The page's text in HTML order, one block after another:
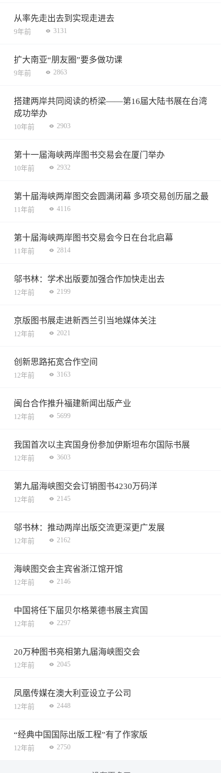
从率先走出去到实现走进去
9年前 3131
扩大南亚“朋友圈”要多做功课
9年前 2863
搭建两岸共同阅读的桥梁——第16届大陆书展在台湾
成功举办
10年前 2903
第十一届海峡两岸图书交易会在厦门举办
10年前 2932
第十届海峡两岸图交会圆满闭幕 多项交易创历届之最
11年前 4116
第十届海峡两岸图书交易会今日在台北启幕
11年前 2814
邬书林：学术出版要加强合作加快走出去
12年前 2199
京版图书展走进新西兰引当地媒体关注
12年前 2021
创新思路拓宽合作空间
12年前 3163
闽台合作推升福建新闻出版产业
12年前 5699
我国首次以主宾国身份参加伊斯坦布尔国际书展
12年前 3603
第九届海峡图交会订销图书4230万码洋
12年前 2145
邬书林：推动两岸出版交流更深更广发展
12年前 2162
海峡图交会主宾省浙江馆开馆
12年前 2146
中国将任下届贝尔格莱德书展主宾国
12年前 2297
20万种图书亮相第九届海峡图交会
12年前 2045
凤凰传媒在澳大利亚设立子公司
12年前 2448
“经典中国国际出版工程”有了作家版
12年前 2750